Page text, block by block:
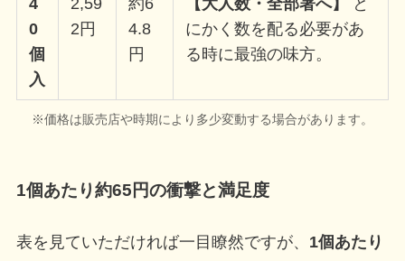
0
個
入
2円
4.8
円
にかく数を配る必要があ
る時に最強の味方。
※価格は販売店や時期により多少変動する場合があります。
1個あたり約65円の衝撃と満足度
表を見ていただければ一目瞭然ですが、 1個あたり